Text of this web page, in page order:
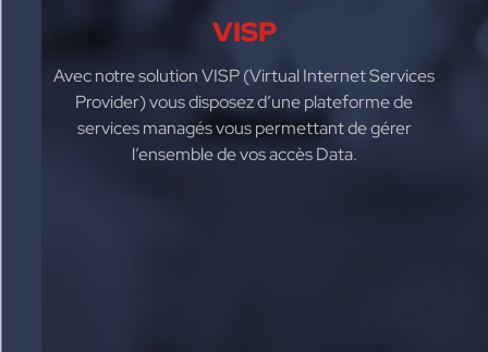
VISP
Avec notre solution VISP (Virtual Internet Services
Provider) vous disposez d’une plateforme de
services managés vous permettant de gérer
l’ensemble de vos accès Data.